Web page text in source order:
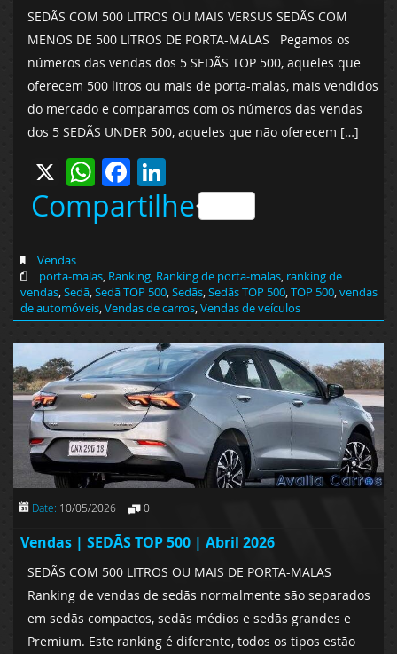
SEDÃS COM 500 LITROS OU MAIS VERSUS SEDÃS COM
MENOS DE 500 LITROS DE PORTA-MALAS Pegamos os
números das vendas dos 5 SEDÃS TOP 500, aqueles que
oferecem 500 litros ou mais de porta-malas, mais vendidos
do mercado e comparamos com os números das vendas
dos 5 SEDÃS UNDER 500, aqueles que não oferecem […]
X WhatsApp
Facebook
Compartilhe
Vendas
porta-malas Ranking Ranking de porta-malas ranking de
vendas Sedã Sedã TOP 500 Sedãs Sedãs TOP 500 TOP 500 vendas
de automóveis Vendas de carros Vendas de veículos
Date: 10/05/2026 0
Vendas | SEDÃS TOP 500 | Abril 2026
SEDÃS COM 500 LITROS OU MAIS DE PORTA-MALAS
Ranking de vendas de sedãs normalmente são separados
em sedãs compactos, sedãs médios e sedãs grandes e
Premium. Este ranking é diferente, todos os tipos estão